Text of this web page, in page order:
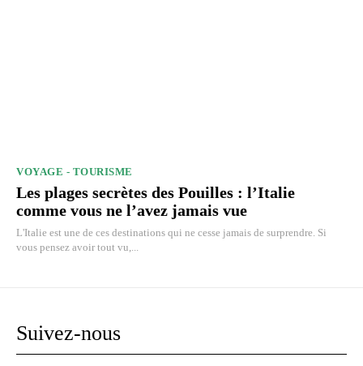
VOYAGE - TOURISME
Les plages secrètes des Pouilles : l’Italie
comme vous ne l’avez jamais vue
L'Italie est une de ces destinations qui ne cesse jamais de surprendre. Si
vous pensez avoir tout vu,...
Suivez-nous